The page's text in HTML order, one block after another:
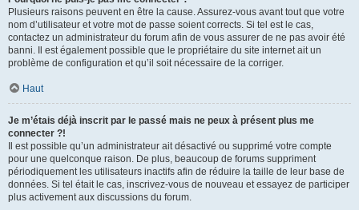
Plusieurs raisons peuvent en être la cause. Assurez-vous avant tout que votre
nom d’utilisateur et votre mot de passe soient corrects. Si tel est le cas,
contactez un administrateur du forum afin de vous assurer de ne pas avoir été
banni. Il est également possible que le propriétaire du site internet ait un
problème de configuration et qu’il soit nécessaire de la corriger.
Haut
Je m’étais déjà inscrit par le passé mais ne peux à présent plus me
connecter ?!
Il est possible qu’un administrateur ait désactivé ou supprimé votre compte
pour une quelconque raison. De plus, beaucoup de forums suppriment
périodiquement les utilisateurs inactifs afin de réduire la taille de leur base de
données. Si tel était le cas, inscrivez-vous de nouveau et essayez de participer
plus activement aux discussions du forum.